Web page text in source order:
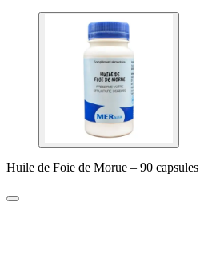
Huile de Foie de Morue – 90